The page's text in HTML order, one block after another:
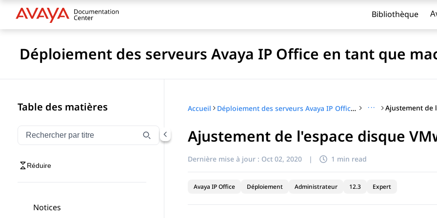
Bibliothèque
Déploiement des serveurs Avaya IP Office en tant que
Table des matières
Filtrer la navigation par titre
Saisissez pour filtrer les éléments de navigation par titre
Réduire
Notices
Accueil Déploiement des serveurs Avaya IP Office en tant que machines virtuelles ···
Ajustement de l'espace disque
Dernière mise à jour : Oct 02, 2020 | 1 min read
Avaya IP Office Déploiement Administrateur 12.3 Expert